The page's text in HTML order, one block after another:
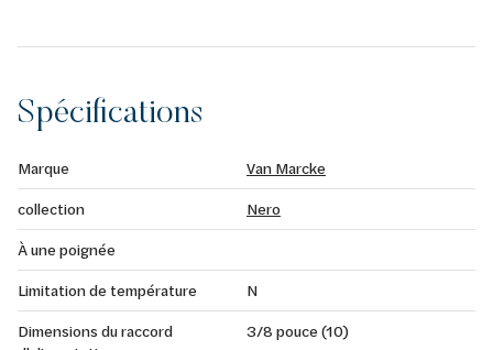
Spécifications
Marque
Van Marcke
collection
Nero
À une poignée
Limitation de température
N
Dimensions du raccord
3/8 pouce (10)